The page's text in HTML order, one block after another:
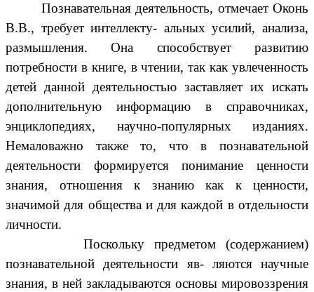
Познавательная деятельность, отмечает Оконь
В.В., требует интеллекту- альных усилий, анализа,
размышления. Она способствует развитию
потребности в книге, в чтении, так как увлеченность
детей данной деятельностью заставляет их искать
дополнительную информацию в справочниках,
энциклопедиях, научно-популярных изданиях.
Немаловажно также то, что в познавательной
деятельности формируется понимание ценности
знания, отношения к знанию как к ценности,
значимой для общества и для каждой в отдельности
личности.
Поскольку предметом (содержанием)
познавательной деятельности яв- ляются научные
знания, в ней закладываются основы мировоззрения